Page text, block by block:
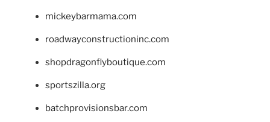
mickeybarmama.com
roadwayconstructioninc.com
shopdragonflyboutique.com
sportszilla.org
batchprovisionsbar.com